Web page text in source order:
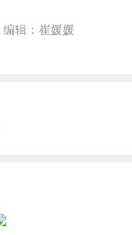
编辑：崔媛媛